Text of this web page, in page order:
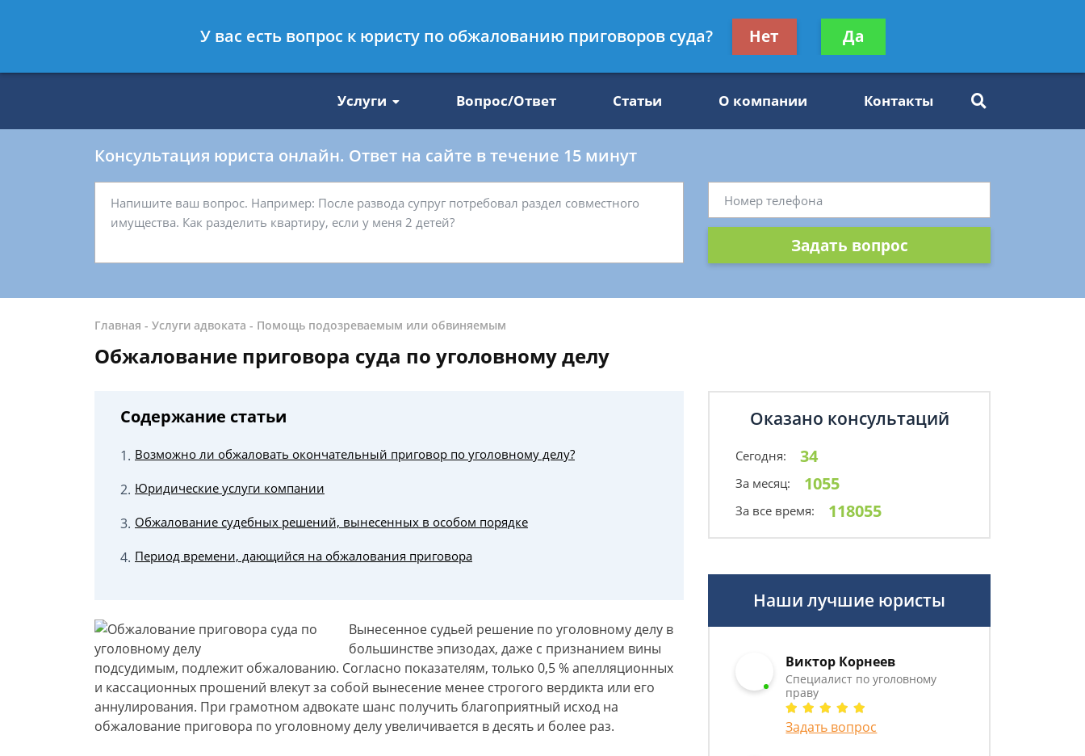
8 499 938-59-27 8 812 509-27-47
Получите консультацию
бесплатно
Задать вопрос
Услуги Вопрос/Ответ Статьи О компании Контакты
Консультация юриста онлайн. Ответ на сайте в течение 15 минут
Задать вопрос
Главная - Услуги адвоката - Помощь подозреваемым или обвиняемым
Обжалование приговора суда по уголовному делу
Содержание статьи
Возможно ли обжаловать окончательный приговор по уголовному делу?
Юридические услуги компании
Обжалование судебных решений, вынесенных в особом порядке
Период времени, дающийся на обжалования приговора
Вынесенное судьей решение по уголовному делу в
большинстве эпизодах, даже с признанием вины
подсудимым, подлежит обжалованию. Согласно показателям, только 0,5 % апелляционных
и кассационных прошений влекут за собой вынесение менее строгого вердикта или его
аннулирования. При грамотном адвокате шанс получить благоприятный исход на
обжалование приговора по уголовному делу увеличивается в десять и более раз.
Оказано консультаций
Сегодня: 34
За месяц: 1055
За все время: 118055
Наши лучшие юристы
Виктор Корнеев
Cпециалист по уголовному
праву
Задать вопрос
У вас есть вопрос к юристу по обжалованию приговоров суда? Нет Да